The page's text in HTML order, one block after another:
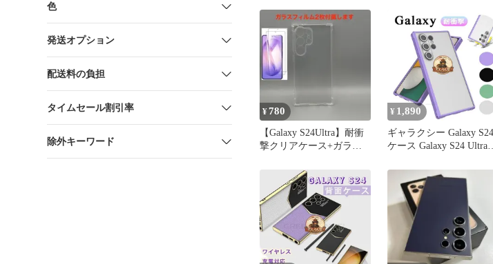
色
発送オプション
配送料の負担
タイムセール割引率
除外キーワード
¥ 780
【Galaxy S24Ultra】耐衝
撃クリアケース+ガラス
¥ 1,890
ギャラクシー Galaxy S24
ケース Galaxy S24 Ultra
クリア Galaxy S23 Ultra
クリアカバー Galaxy S22
Ultra ギャラクシー エス
24 Ult